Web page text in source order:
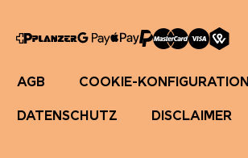
AGB COOKIE-KONFIGURATION
DATENSCHUTZ DISCLAIMER